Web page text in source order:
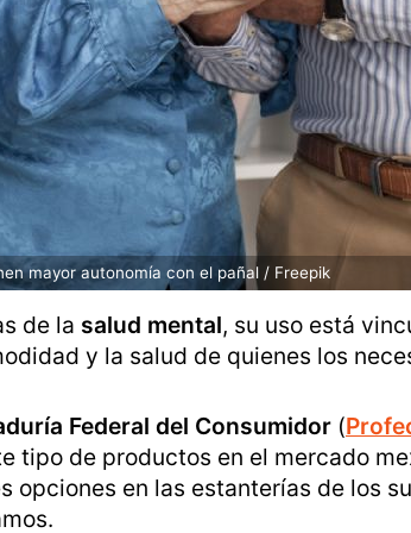
mayor autonomía con el pañal / Freepik
de la salud mental, su uso está
y la salud de quienes los
Federal del Consumidor (
tipo de productos en el mercado
opciones en las estanterías de los